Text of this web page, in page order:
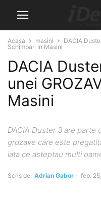
Acasă masini
DACIA
Schimbari in Masini
DACIA
unei
Masini
DACIA Duster 3 are parte
grozave care este
iata ce asteptau multi
Scris de: Adrian Gabor - feb.